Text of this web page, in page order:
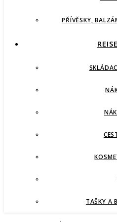
PŘÍVĚSKY,
TAŠKY A